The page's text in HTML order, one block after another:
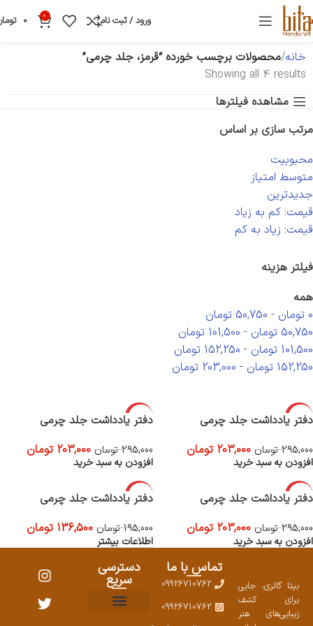
ورود / ثبت نام 0
0
خانه محصولات برچسب خورده “قرمز، جلد چرمی”
Showing all 4 results
مشاهده فیلترها
مرتب سازی بر اساس
محبوبیت
متوسط امتیاز
جدیدترین
قیمت: کم به زیاد
قیمت: زیاد به کم
فیلتر هزینه
همه
0 تومان -
50,750 تومان
50,750 تومان -
101,500 تومان
101,500 تومان -
152,250 تومان
152,250 تومان -
203,000 تومان
-31%
دفتر یادداشت جلد چرمی
295,000 تومان 203,000 تومان
افزودن به سبد خرید
-31%
دفتر یادداشت جلد چرمی
295,000 تومان 203,000 تومان
افزودن به سبد خرید
-31%
دفتر یادداشت جلد چرمی
295,000 تومان 203,000 تومان
افزودن به سبد خرید
-30%
ی
دفتر یادداشت جلد چرمی
195,000 تومان 136,500 تومان
اطلاعات بیشتر
بیتا گالری، جایی
برای کشف
زیبایی‌های هنر
تماس با ما
09926710762
09926710762
دسترسی
سریع